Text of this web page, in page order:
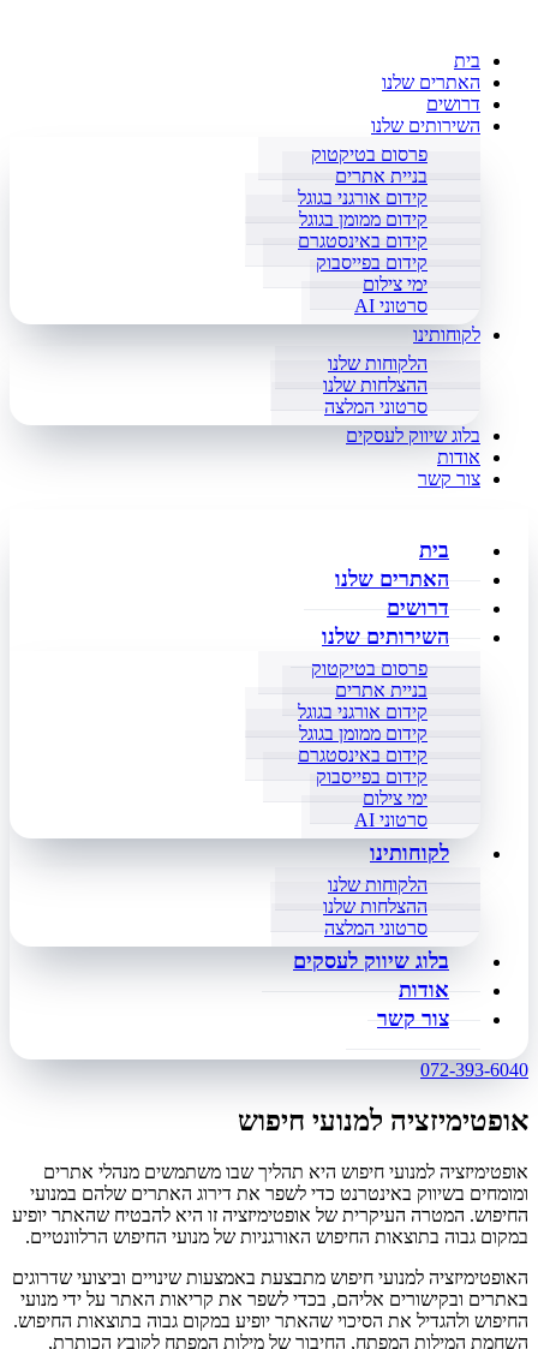
בית
האתרים שלנו
דרושים
השירותים שלנו
פרסום בטיקטוק
בניית אתרים
קידום אורגני בגוגל
קידום ממומן בגוגל
קידום באינסטגרם
קידום בפייסבוק
ימי צילום
סרטוני AI
לקוחותינו
הלקוחות שלנו
ההצלחות שלנו
סרטוני המלצה
בלוג שיווק לעסקים
אודות
צור קשר
בית
האתרים שלנו
דרושים
השירותים שלנו
פרסום בטיקטוק
בניית אתרים
קידום אורגני בגוגל
קידום ממומן בגוגל
קידום באינסטגרם
קידום בפייסבוק
ימי צילום
סרטוני AI
לקוחותינו
הלקוחות שלנו
ההצלחות שלנו
סרטוני המלצה
בלוג שיווק לעסקים
אודות
צור קשר
072-393-6040
אופטימיזציה למנועי חיפוש
אופטימיזציה למנועי חיפוש היא תהליך שבו משתמשים מנהלי אתרים
ומומחים בשיווק באינטרנט כדי לשפר את דירוג האתרים שלהם במנועי
החיפוש. המטרה העיקרית של אופטימיזציה זו היא להבטיח שהאתר יופיע
במקום גבוה בתוצאות החיפוש האורגניות של מנועי החיפוש הרלוונטיים.
האופטימיזציה למנועי חיפוש מתבצעת באמצעות שינויים וביצועי שדרוגים
באתרים ובקישורים אליהם, בכדי לשפר את קריאות האתר על ידי מנועי
החיפוש ולהגדיל את הסיכוי שהאתר יופיע במקום גבוה בתוצאות החיפוש.
השחמת המילות המפתח, החיבור של מילות המפתח לקובץ הכותרת,